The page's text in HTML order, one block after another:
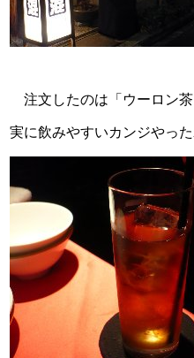
注文したのは「ウーロン茶
実に飲みやすいカンジやった